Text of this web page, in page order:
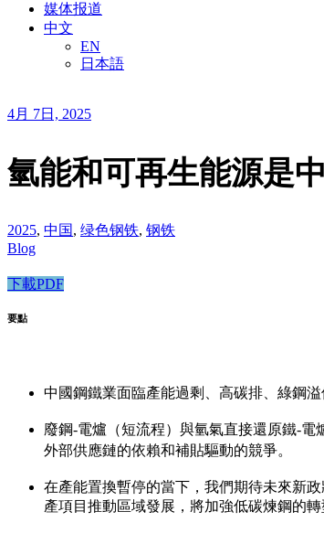
媒体报道
中文
EN
日本語
4月 7日, 2025
氫能和可再生能源是
2025, 中国, 绿色钢铁, 钢铁
Blog
下載PDF
要點
中國鋼鐵業面臨產能過剩、高碳排、綠鋼
廢鋼-電爐（短流程）與氫氣直接還原鐵-電
外部供應鏈的依賴和補貼驅動的競爭。
在產能置換暫停的當下，我們期待未來新
產項目推動區域發展，將加強低碳煉鋼的轉